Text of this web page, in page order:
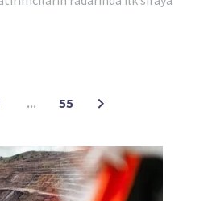
… 55